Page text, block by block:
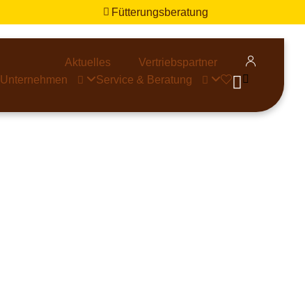
 Fütterungsberatung
Aktuelles Vertriebspartner 
Unternehmen  Service & Beratung   